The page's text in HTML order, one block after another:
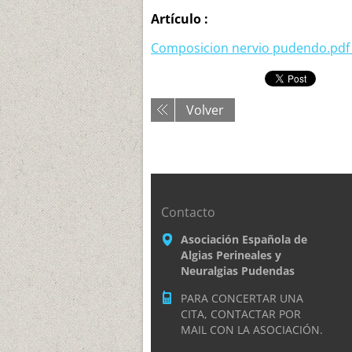
Artículo :
Composicion nervio pudendo.pdf
Volver
Contacto
Asociación Española de
Algias Perineales y
Neuralgias Pudendas
PARA CONCERTAR UNA
CITA, CONTACTAR POR
MAIL CON LA ASOCIACIÓN.